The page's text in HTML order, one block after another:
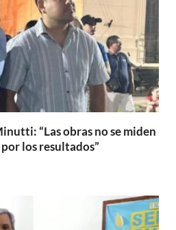
“Las obras no se miden
los resultados”